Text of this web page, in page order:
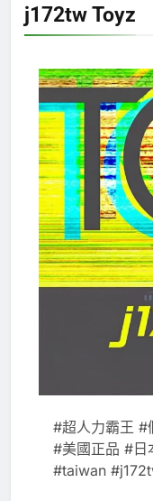
j172tw Toyz
#超人力霸王 #
#美國正品 #日
#taiwan